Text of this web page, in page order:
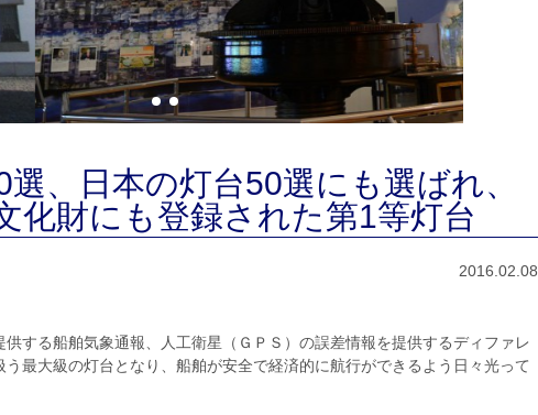
、日本の灯台50選にも選ばれ、
化財にも登録された第1等灯台
2016.02.08
する船舶気象通報、人工衛星（ＧＰＳ）の誤差情報を提供するディファレ
最大級の灯台となり、船舶が安全で経済的に航行ができるよう日々光って